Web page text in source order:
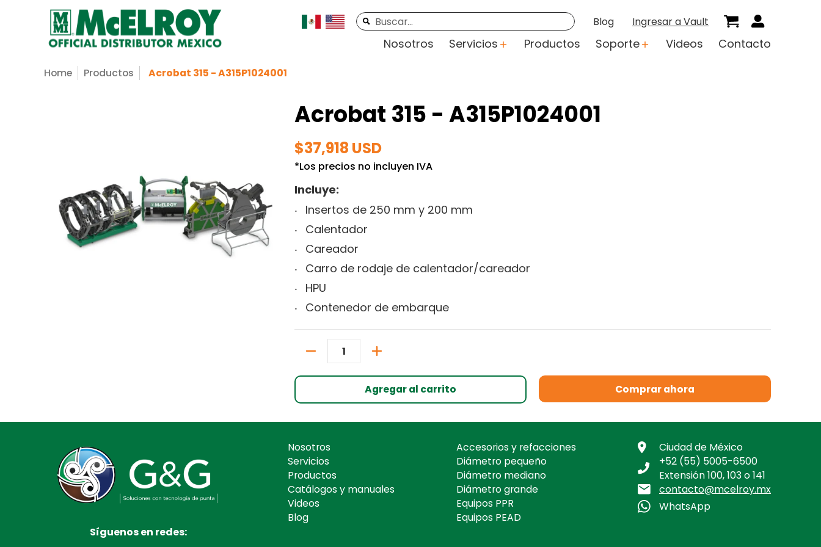
Saltar al contenido principal
Nosotros Servicios Productos
Buscar... Blog Ingresar a Vault
Nosotros Servicios Productos Soporte Videos Contacto
Home Productos Acrobat 315 - A315P1024001
Acrobat 315 - A315P1024001
$37,918 USD
*Los precios no incluyen IVA
Incluye:
Insertos de 250 mm y 200 mm
Calentador
Careador
Carro de rodaje de calentador/careador
HPU
Contenedor de embarque
Agregar al carrito Comprar ahora
Síguenos en redes:
Nosotros
Servicios
Productos
Catálogos y manuales
Videos
Blog
Accesorios y refacciones
Diámetro pequeño
Diámetro mediano
Diámetro grande
Equipos PPR
Equipos PEAD
Ciudad de México
+52 (55) 5005-6500
Extensión 100, 103 o 141
contacto@mcelroy.mx
WhatsApp